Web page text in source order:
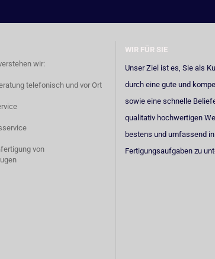
wir:
telefonisch und vor Ort
von
WIR FÜR SIE
Unser Ziel ist es, Sie als
durch eine gute und
sowie eine schnelle
qualitativ hochwertigen
bestens und umfassend
Fertigungsaufgaben zu